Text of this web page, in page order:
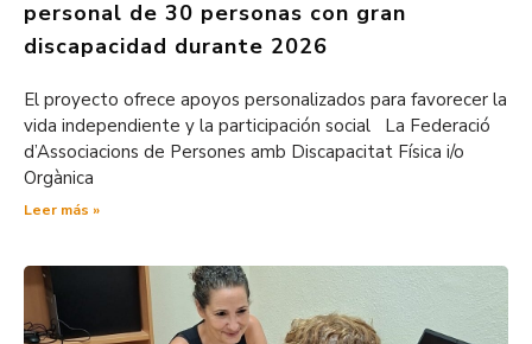
personal de 30 personas con gran
discapacidad durante 2026
El proyecto ofrece apoyos personalizados para favorecer la
vida independiente y la participación social La Federació
d’Associacions de Persones amb Discapacitat Física i/o
Orgànica
Leer más »